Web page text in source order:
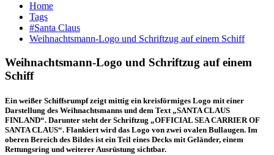
Home
Tags
#Santa Claus
Weihnachtsmann-Logo und Schriftzug auf einem Schiff
Weihnachtsmann-Logo und Schriftzug auf einem
Schiff
Ein weißer Schiffsrumpf zeigt mittig ein kreisförmiges Logo mit einer
Darstellung des Weihnachtsmanns und dem Text „SANTA CLAUS
FINLAND“. Darunter steht der Schriftzug „OFFICIAL SEA CARRIER OF
SANTA CLAUS“. Flankiert wird das Logo von zwei ovalen Bullaugen. Im
oberen Bereich des Bildes ist ein Teil eines Decks mit Geländer, einem
Rettungsring und weiterer Ausrüstung sichtbar.